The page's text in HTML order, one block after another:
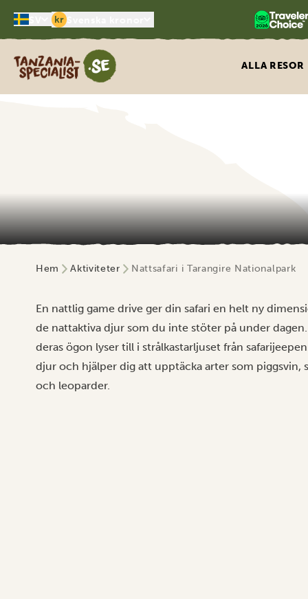
kr
Tanzania Specialist
ALLA RESOR
Hem Aktiviteter Nattsafari i Tarangire Nationalpark
En nattlig game drive ger din safari en helt ny
de nattaktiva djur som du inte stöter på under
deras ögon lyser till i strålkastarljuset från
djur och hjälper dig att upptäcka arter som piggsvin,
och leoparder.